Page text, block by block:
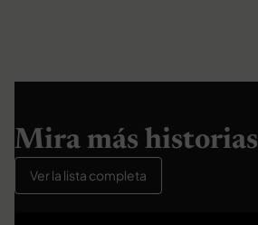
Mira más historias
Ver la lista completa